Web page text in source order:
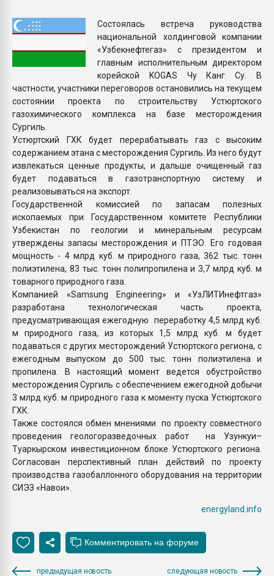
ПЕРЕЙТИ НА
Состоялась встреча руководства
национальной холдинговой компании
«Узбекнефтегаз» с президентом и
главным исполнительным директором
корейской KOGAS Чу Канг Су. В
частности, участники переговоров остановились на текущем
состоянии проекта по строительству Устюртского
газохимического комплекса на базе месторождения
Сургиль.
Устюртский ГХК будет перерабатывать газ с высоким
содержанием этана с месторождения Сургиль. Из него будут
извлекаться ценные продукты, и дальше очищенный газ
будет подаваться в газотранспортную систему и
реализовываться на экспорт.
Государственной комиссией по запасам полезных
ископаемых при Государственном комитете Республики
Узбекистан по геологии и минеральным ресурсам
утверждены запасы месторождения и ПТЭО. Его годовая
мощность - 4 млрд куб. м природного газа, 362 тыс. тонн
полиэтилена, 83 тыс. тонн полипропилена и 3,7 млрд куб. м
товарного природного газа.
Компанией «Samsung Engineering» и «УзЛИТИнефтгаз»
разработана технологическая часть проекта,
предусматривающая ежегодную переработку 4,5 млрд куб.
м природного газа, из которых 1,5 млрд куб. м будет
подаваться с других месторождений Устюртского региона, с
ежегодным выпуском до 500 тыс. тонн полиэтилена и
пропилена. В настоящий момент ведется обустройство
месторождения Сургиль с обеспечением ежегодной добычи
3 млрд куб. м природного газа к моменту пуска Устюртского
ГХК.
Также состоялся обмен мнениями по проекту совместного
проведения геологоразведочных работ на Узункуи–
Туаркырском инвестиционном блоке Устюртского региона.
Согласован перспективный план действий по проекту
производства газобаллонного оборудования на территории
СИЭЗ «Навои».
energyland.info
предыдущая новость следующая новость